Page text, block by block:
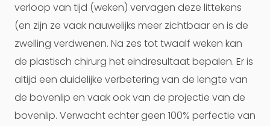
verloop van tijd (weken) vervagen deze littekens
(en zijn ze vaak nauwelijks meer zichtbaar en is de
zwelling verdwenen. Na zes tot twaalf weken kan
de plastisch chirurg het eindresultaat bepalen. Er is
altijd een duidelijke verbetering van de lengte van
de bovenlip en vaak ook van de projectie van de
bovenlip. Verwacht echter geen 100% perfectie van